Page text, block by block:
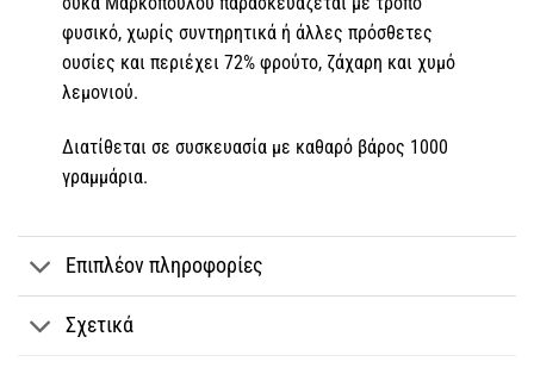
φυσικό, χωρίς συντηρητικά ή άλλες πρόσθετες
ουσίες και περιέχει 72% φρούτο, ζάχαρη και χυμό
λεμονιού.
Διατίθεται σε συσκευασία με καθαρό βάρος 1000
γραμμάρια.
Επιπλέον πληροφορίες
Σχετικά